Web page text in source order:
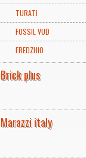
TURATI
FOSSIL VUD
FREDZHIO
Brick plus
Marazzi italy